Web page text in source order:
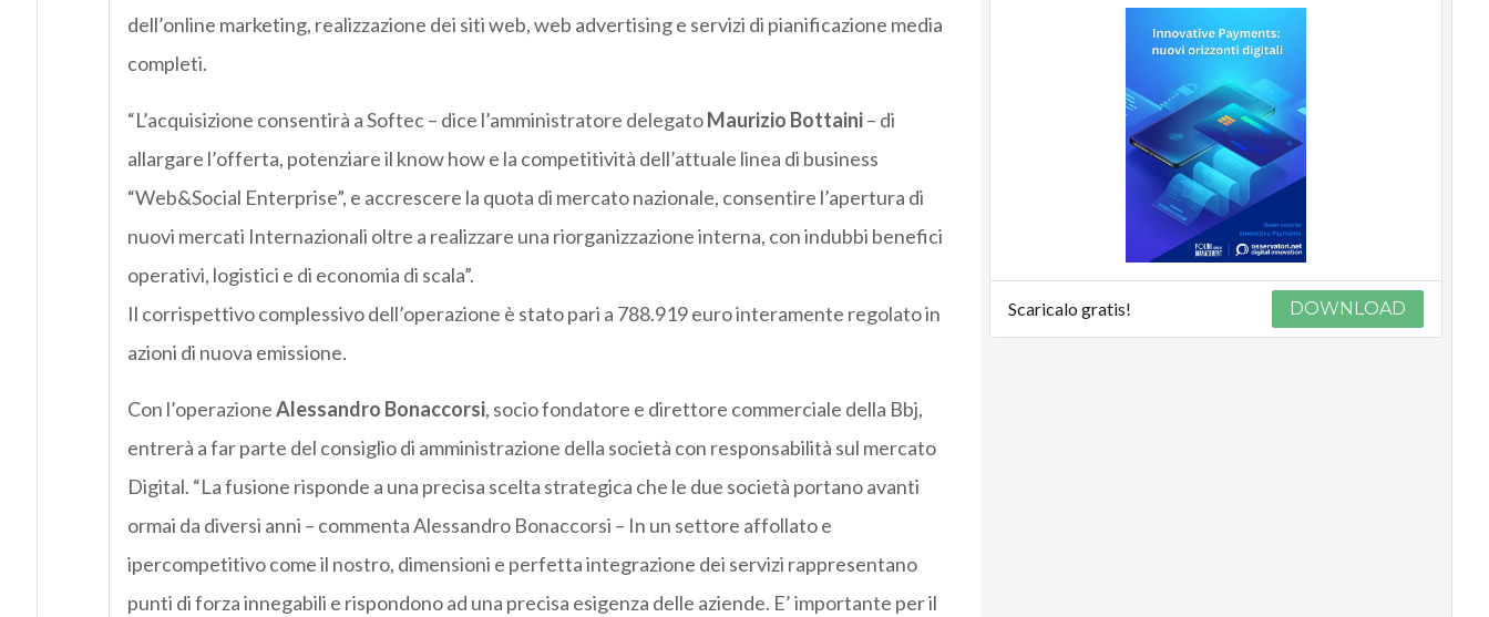
dell’online marketing, realizzazione dei siti web, web advertising e servizi di pianificazione media
completi.
“L’acquisizione consentirà a Softec – dice l’amministratore delegatoMaurizio Bottaini– di
allargare l’offerta, potenziare il know how e la competitività dell’attuale linea di business
“Web&Social Enterprise”, e accrescere la quota di mercato nazionale, consentire l’apertura di
nuovi mercati Internazionali oltre a realizzare una riorganizzazione interna, con indubbi benefici
operativi, logistici e di economia di scala”.
Il corrispettivo complessivo dell’operazione è stato pari a 788.919 euro interamente regolato in
azioni di nuova emissione.
Con l’operazioneAlessandro Bonaccorsi, socio fondatore e direttore commerciale della Bbj,
entrerà a far parte del consiglio di amministrazione della società con responsabilità sul mercato
Digital. “La fusione risponde a una precisa scelta strategica che le due società portano avanti
ormai da diversi anni – commenta Alessandro Bonaccorsi – In un settore affollato e
ipercompetitivo come il nostro, dimensioni e perfetta integrazione dei servizi rappresentano
punti di forza innegabili e rispondono ad una precisa esigenza delle aziende. E’ importante per il
Scaricalo gratis! DOWNLOAD